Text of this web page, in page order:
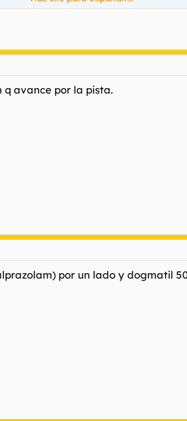
q avance por la pista.
por un lado y dogmatil